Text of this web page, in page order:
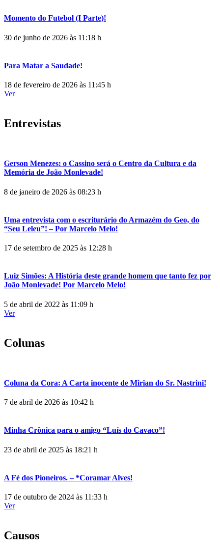
Momento do Futebol (I Parte)!
30 de junho de 2026 às 11:18 h
Para Matar a Saudade!
18 de fevereiro de 2026 às 11:45 h
Ver
Entrevistas
Gerson Menezes: o Cassino será o Centro da Cultura e da
Memória de João Monlevade!
8 de janeiro de 2026 às 08:23 h
Uma entrevista com o escriturário do Armazém do Geo, do
“Seu Leleu”! – Por Marcelo Melo!
17 de setembro de 2025 às 12:28 h
Luiz Simões: A História deste grande homem que tanto fez por
João Monlevade! Por Marcelo Melo!
5 de abril de 2022 às 11:09 h
Ver
Colunas
Coluna da Cora: A Carta inocente de Mirian do Sr. Nastrini!
7 de abril de 2026 às 10:42 h
Minha Crônica para o amigo “Luís do Cavaco”!
23 de abril de 2025 às 18:21 h
A Fé dos Pioneiros. – *Coramar Alves!
17 de outubro de 2024 às 11:33 h
Ver
Causos